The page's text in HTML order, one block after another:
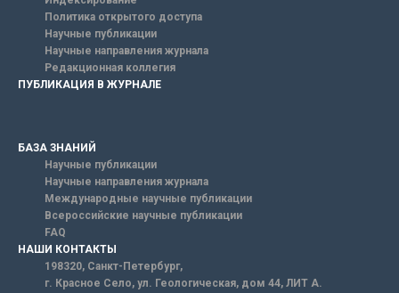
Политика открытого доступа
Научные публикации
Научные направления журнала
Редакционная коллегия
ПУБЛИКАЦИЯ В ЖУРНАЛЕ
БАЗА ЗНАНИЙ
Научные публикации
Научные направления журнала
Международные научные публикации
Всероссийские научные публикации
FAQ
НАШИ КОНТАКТЫ
198320, Санкт-Петербург,
г. Красное Село, ул. Геологическая, дом 44, ЛИТ А.